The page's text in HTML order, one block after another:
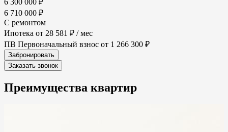
6 710 000 ₽
С ремонтом
Ипотека от 28 581 ₽ / мес
ПВ Первоначальный взнос от 1 266 300 ₽
Забронировать
Заказать звонок
Преимущества квартир